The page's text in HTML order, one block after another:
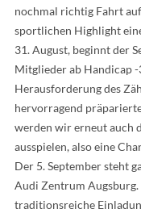
nochmal richtig Fahrt
sportlichen Highlight
31. August, beginnt der
Mitglieder ab Handicap
Herausforderung des
hervorragend
werden wir erneut auch
ausspielen, also eine
Der 5. September steht
Audi Zentrum
traditionsreiche